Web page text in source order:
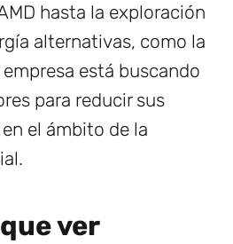
hasta la exploración
alternativas, como la
está buscando
para reducir sus
el ámbito de la
ver